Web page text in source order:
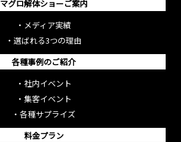
マグロ解体ショーご案内
・ メディア実績
・ 選ばれる3つの理由
各種事例のご紹介
・ 社内イベント
・ 集客イベント
・ 各種サプライズ
料金プラン